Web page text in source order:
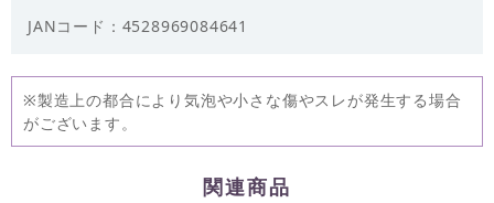
JANコード：4528969084641
※製造上の都合により気泡や小さな傷やスレが発生する場合
がございます。
関連商品